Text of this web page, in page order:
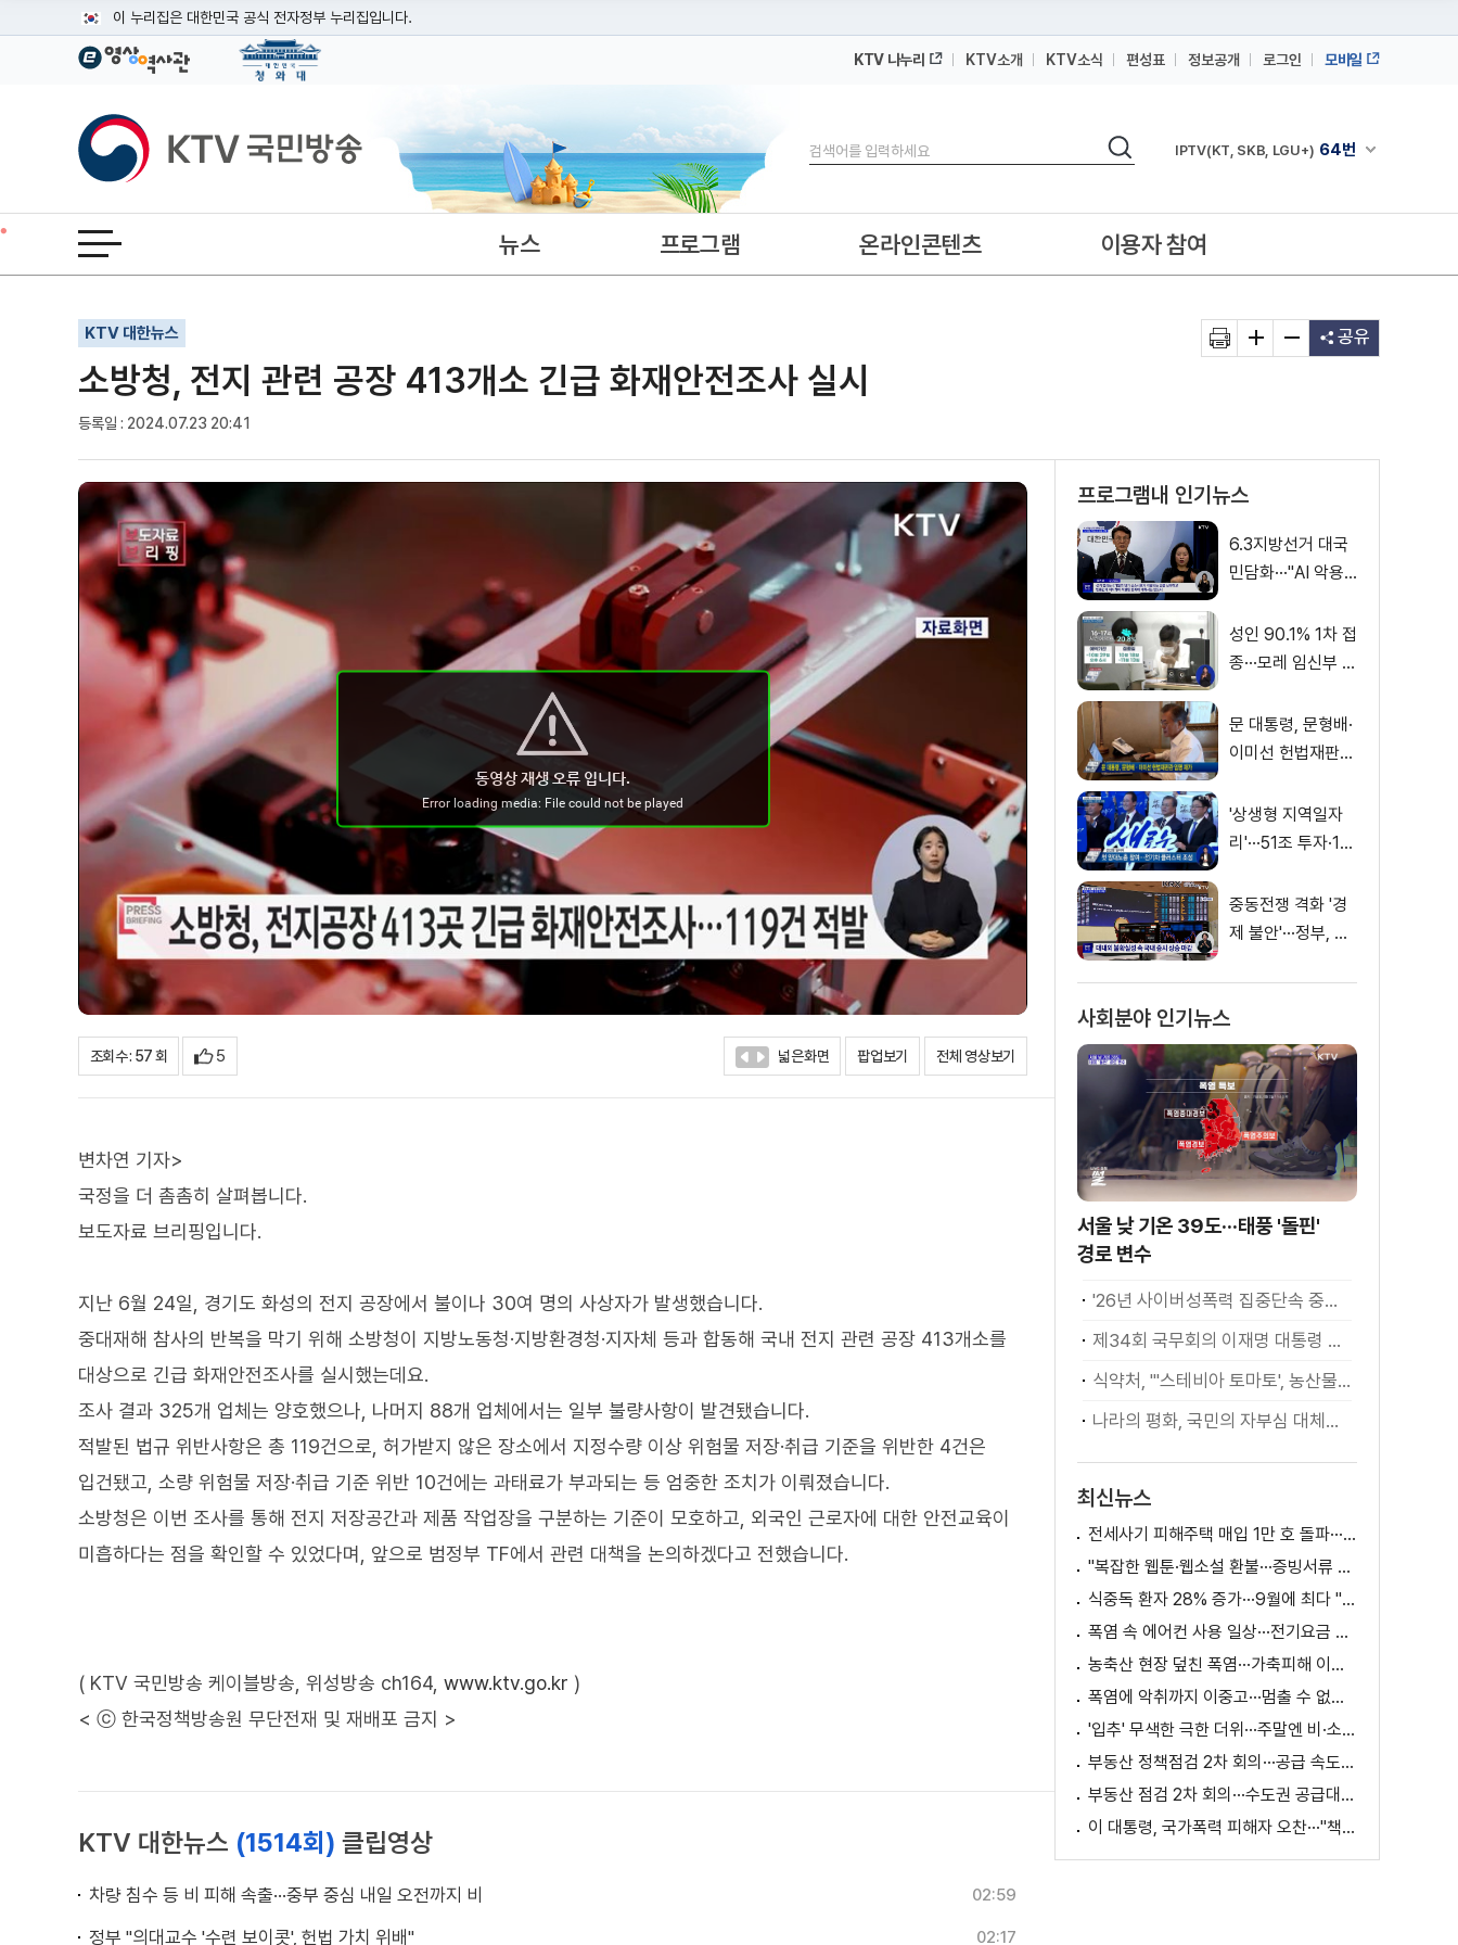
이 누리집은 대한민국 공식 전자정부 누리집입니다.
공식 누리집 주소 확인하기
이밖에 or.kr 또는 .kr등 다른 도메인 주소를 사용하고 있다면 아래 URL에서 도메인 주소를 확인해 보세요
운영중인 공식 누리집보기
KTV 나누리 KTV소개 KTV소식 편성표 정보공개 로그인 모바일
KTV국민방송
검색
검색 채널안내 펼쳐
IPTV(KT, SKB, LGU+) 64번
IPTV(KT, SKB, LGU+)
전체메뉴 열기 뉴스 프로그램 온라인콘텐츠 이용자 참여
KTV 대한뉴스
소방청, 전지 관련 공장 413개소 긴급 화재안전조사 실시
등록일 : 2024.07.23 20:41
기사인쇄
글자확대
글자축소 공유
조회수 : 57 회 5 넓은화면 팝업보기 전체 영상보기
변차연 기자>
국정을 더 촘촘히 살펴봅니다.
보도자료 브리핑입니다.
지난 6월 24일, 경기도 화성의 전지 공장에서 불이나 30여 명의 사상자가 발생했습니다.
중대재해 참사의 반복을 막기 위해 소방청이 지방노동청·지방환경청·지자체 등과 합동해 국내 전지 관련 공장 413개소를
대상으로 긴급 화재안전조사를 실시했는데요.
조사 결과 325개 업체는 양호했으나, 나머지 88개 업체에서는 일부 불량사항이 발견됐습니다.
적발된 법규 위반사항은 총 119건으로, 허가받지 않은 장소에서 지정수량 이상 위험물 저장·취급 기준을 위반한 4건은
입건됐고, 소량 위험물 저장·취급 기준 위반 10건에는 과태료가 부과되는 등 엄중한 조치가 이뤄졌습니다.
소방청은 이번 조사를 통해 전지 저장공간과 제품 작업장을 구분하는 기준이 모호하고, 외국인 근로자에 대한 안전교육이
미흡하다는 점을 확인할 수 있었다며, 앞으로 범정부 TF에서 관련 대책을 논의하겠다고 전했습니다.
( KTV 국민방송 케이블방송, 위성방송 ch164, www.ktv.go.kr )
< ⓒ 한국정책방송원 무단전재 및 재배포 금지 >
KTV 대한뉴스 (1514회) 클립영상
차량 침수 등 비 피해 속출···중부 중심 내일 오전까지 비 02:59
정부 "의대교수 '수련 보이콧', 헌법 가치 위배" 02:17
프로그램내 인기뉴스
6.3지방선거 대국
민담화···"AI 악용
성인 90.1% 1차 접
종···모레 임신부 사
문 대통령, 문형배·
이미선 헌법재판관
'상생형 지역일자
리'···51조 투자·13
중동전쟁 격화 '경
제 불안'···정부, 금
소화
사회분야 인기뉴스
서울 낮 기온 39도···태풍 '돌핀'
경로 변수
'26년 사이버성폭력 집중단속 중간성과 발표···향후 추진계획은?
제34회 국무회의 이재명 대통령 모두발언
식약처, "'스테비아 토마토', 농산물 아닌 가공식품"
나라의 평화, 국민의 자부심 대체불가 대한민국 이재명 대통령 모두말씀
최신뉴스
전세사기 피해주택 매입 1만 호 돌파···피해 지원 속도
"복잡한 웹툰·웹소설 환불···증빙서류 요구까지"
식중독 환자 28% 증가···9월에 최다 "입추 방심 금물"
폭염 속 에어컨 사용 일상···전기요금 줄이려면?
농축산 현장 덮친 폭염···가축피해 이틀 새 28만 마리↑
폭염에 악취까지 이중고···멈출 수 없는 필수노동
'입추' 무색한 극한 더위···주말엔 비·소나기
부동산 정책점검 2차 회의···공급 속도전 본격화하나
부동산 점검 2차 회의···수도권 공급대책 논의
이 대통령, 국가폭력 피해자 오찬···"책임지고 치유"